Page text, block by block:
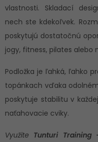
vlastnosti. Skladací
nech ste kdekoľvek.
poskytujú dostatočnú
jogy, fitness, pilates alebo
Podložka je ľahká, ľahko
topánkach vďaka
poskytuje stabilitu v
naťahovacie cviky.
Využite Tunturi Training